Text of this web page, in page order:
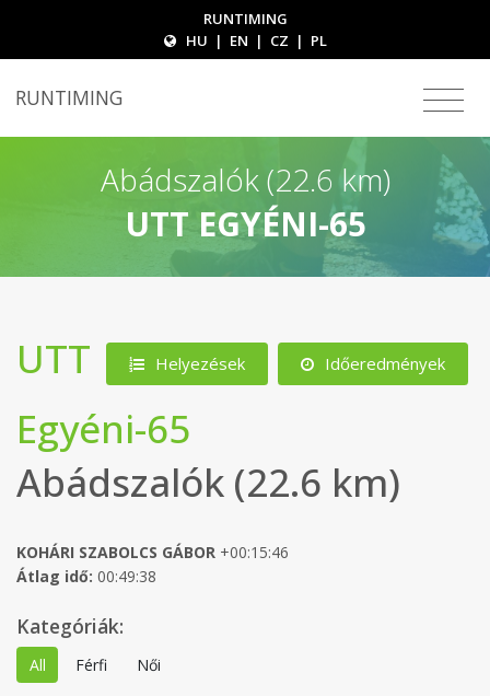
RUNTIMING
HU | EN | CZ | PL
RUNTIMING
Abádszalók (22.6 km)
UTT EGYÉNI-65
Helyezések Időeredmények
UTT
Egyéni-65
Abádszalók (22.6 km)
KOHÁRI SZABOLCS GÁBOR +00:15:46
Átlag idő: 00:49:38
Kategóriák:
All Férfi Női